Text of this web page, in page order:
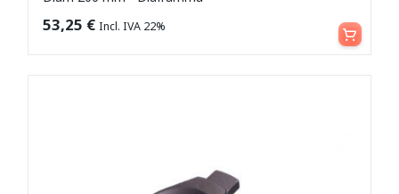
53,25 € Incl. IVA 22% Leggi tutto